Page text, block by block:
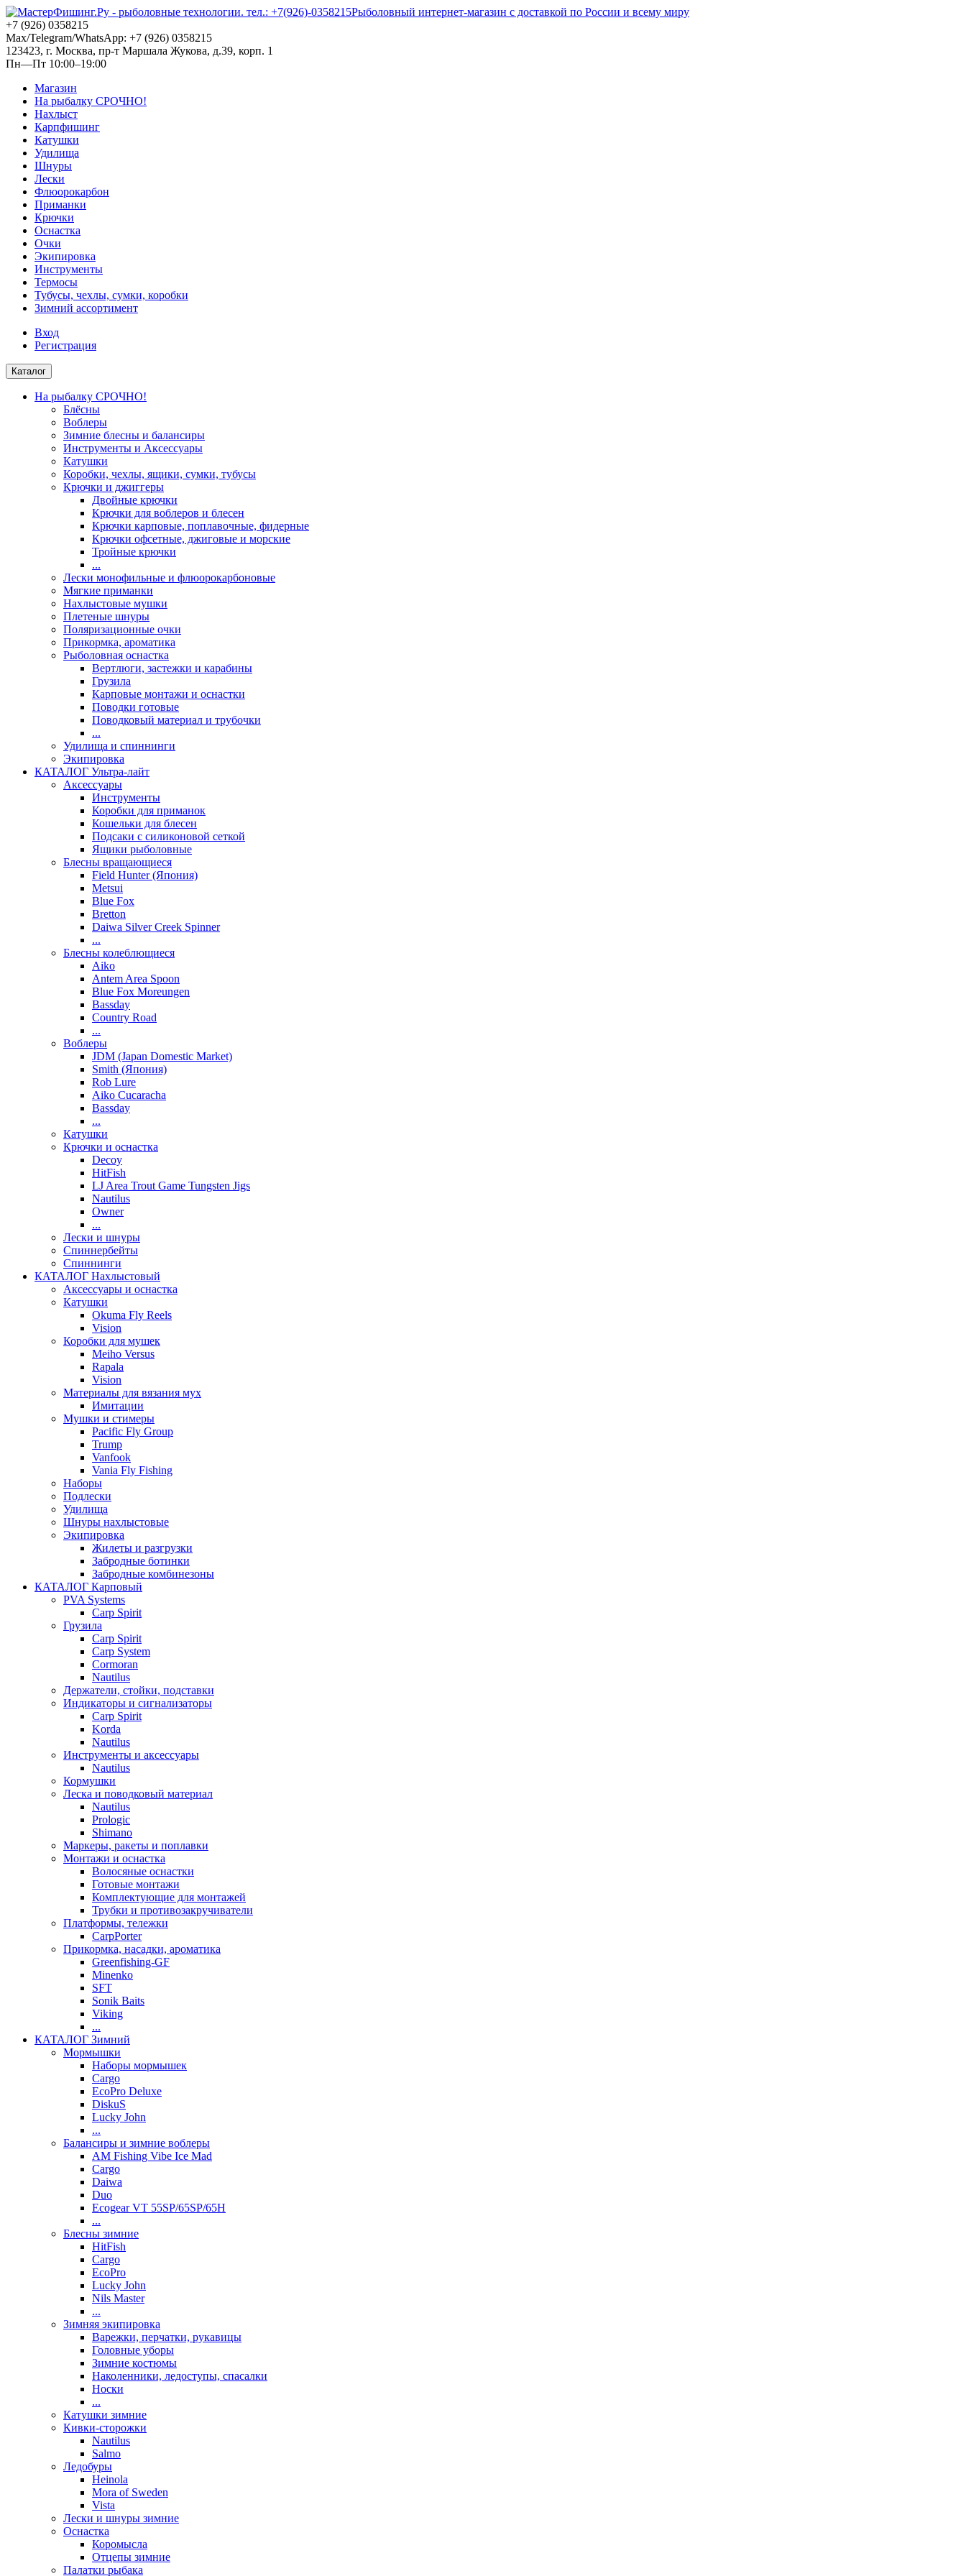
Рыболовный интернет-магазин с доставкой по России и всему миру
+7 (926) 0358215
Max/Telegram/WhatsApp: +7 (926) 0358215
123423, г. Москва, пр-т Маршала Жукова, д.39, корп. 1
Пн—Пт 10:00–19:00
Магазин
На рыбалку СРОЧНО!
Нахлыст
Карпфишинг
Катушки
Удилища
Шнуры
Лески
Флюорокарбон
Приманки
Крючки
Оснастка
Очки
Экипировка
Инструменты
Термосы
Тубусы, чехлы, сумки, коробки
Зимний ассортимент
Вход
Регистрация
Каталог
На рыбалку СРОЧНО!
Блёсны
Воблеры
Зимние блесны и балансиры
Инструменты и Аксессуары
Катушки
Коробки, чехлы, ящики, сумки, тубусы
Крючки и джиггеры
Двойные крючки
Крючки для воблеров и блесен
Крючки карповые, поплавочные, фидерные
Крючки офсетные, джиговые и морские
Тройные крючки
...
Лески монофильные и флюорокарбоновые
Мягкие приманки
Нахлыстовые мушки
Плетеные шнуры
Поляризационные очки
Прикормка, ароматика
Рыболовная оснастка
Вертлюги, застежки и карабины
Грузила
Карповые монтажи и оснастки
Поводки готовые
Поводковый материал и трубочки
...
Удилища и спиннинги
Экипировка
КАТАЛОГ Ультра-лайт
Аксессуары
Инструменты
Коробки для приманок
Кошельки для блесен
Подсаки с силиконовой сеткой
Ящики рыболовные
Блесны вращающиеся
Field Hunter (Япония)
Metsui
Blue Fox
Bretton
Daiwa Silver Creek Spinner
...
Блесны колеблющиеся
Aiko
Antem Area Spoon
Blue Fox Moreungen
Bassday
Country Road
...
Воблеры
JDM (Japan Domestic Market)
Smith (Япония)
Rob Lure
Aiko Cucaracha
Bassday
...
Катушки
Крючки и оснастка
Decoy
HitFish
LJ Area Trout Game Tungsten Jigs
Nautilus
Owner
...
Лески и шнуры
Спиннербейты
Спиннинги
КАТАЛОГ Нахлыстовый
Аксессуары и оснастка
Катушки
Okuma Fly Reels
Vision
Коробки для мушек
Meiho Versus
Rapala
Vision
Материалы для вязания мух
Имитации
Мушки и стимеры
Pacific Fly Group
Trump
Vanfook
Vania Fly Fishing
Наборы
Подлески
Удилища
Шнуры нахлыстовые
Экипировка
Жилеты и разгрузки
Забродные ботинки
Забродные комбинезоны
КАТАЛОГ Карповый
PVA Systems
Carp Spirit
Грузила
Carp Spirit
Carp System
Cormoran
Nautilus
Держатели, стойки, подставки
Индикаторы и сигнализаторы
Carp Spirit
Korda
Nautilus
Инструменты и аксессуары
Nautilus
Кормушки
Леска и поводковый материал
Nautilus
Prologic
Shimano
Маркеры, ракеты и поплавки
Монтажи и оснастка
Волосяные оснастки
Готовые монтажи
Комплектующие для монтажей
Трубки и противозакручиватели
Платформы, тележки
CarpPorter
Прикормка, насадки, ароматика
Greenfishing-GF
Minenko
SFT
Sonik Baits
Viking
...
КАТАЛОГ Зимний
Мормышки
Наборы мормышек
Cargo
EcoPro Deluxe
DiskuS
Lucky John
...
Балансиры и зимние воблеры
AM Fishing Vibe Ice Mad
Cargo
Daiwa
Duo
Ecogear VT 55SP/65SP/65H
...
Блесны зимние
HitFish
Cargo
EcoPro
Lucky John
Nils Master
...
Зимняя экипировка
Варежки, перчатки, рукавицы
Головные уборы
Зимние костюмы
Наколенники, ледоступы, спасалки
Носки
...
Катушки зимние
Кивки-сторожки
Nautilus
Salmo
Ледобуры
Heinola
Mora of Sweden
Vista
Лески и шнуры зимние
Оснастка
Коромысла
Отцепы зимние
Палатки рыбака